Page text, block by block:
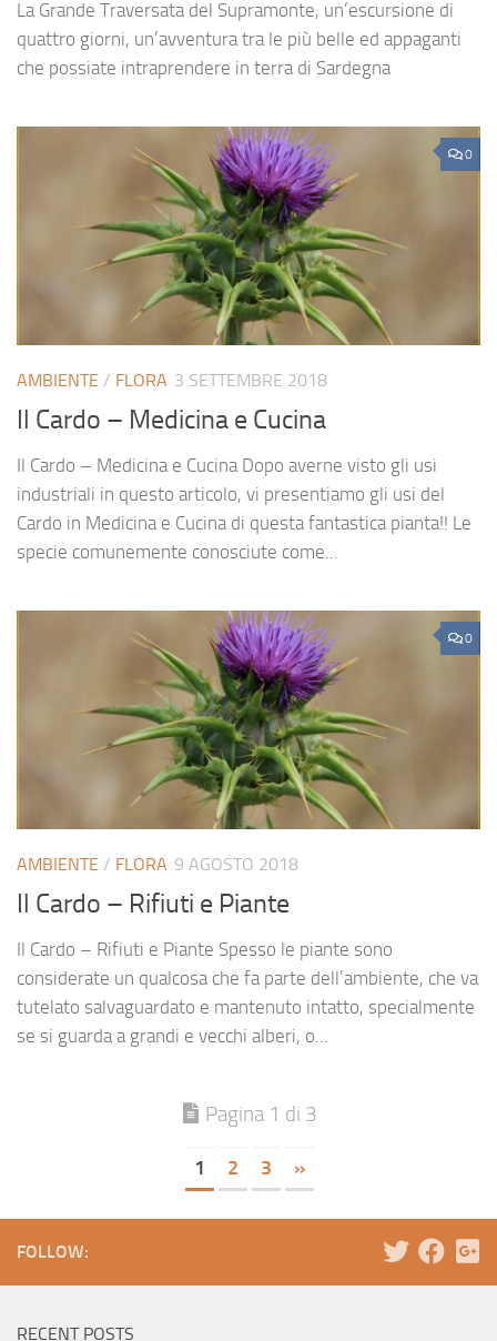
La Grande Traversata del Supramonte, un’escursione di
quattro giorni, un’avventura tra le più belle ed appaganti
che possiate intraprendere in terra di Sardegna
0
AMBIENTE / FLORA 3 SETTEMBRE 2018
Il Cardo – Medicina e Cucina
Il Cardo – Medicina e Cucina Dopo averne visto gli usi
industriali in questo articolo, vi presentiamo gli usi del
Cardo in Medicina e Cucina di questa fantastica pianta!! Le
specie comunemente conosciute come...
0
AMBIENTE / FLORA 9 AGOSTO 2018
Il Cardo – Rifiuti e Piante
Il Cardo – Rifiuti e Piante Spesso le piante sono
considerate un qualcosa che fa parte dell’ambiente, che va
tutelato salvaguardato e mantenuto intatto, specialmente
se si guarda a grandi e vecchi alberi, o...
Pagina 1 di 3
1 2 3 »
FOLLOW:
RECENT POSTS